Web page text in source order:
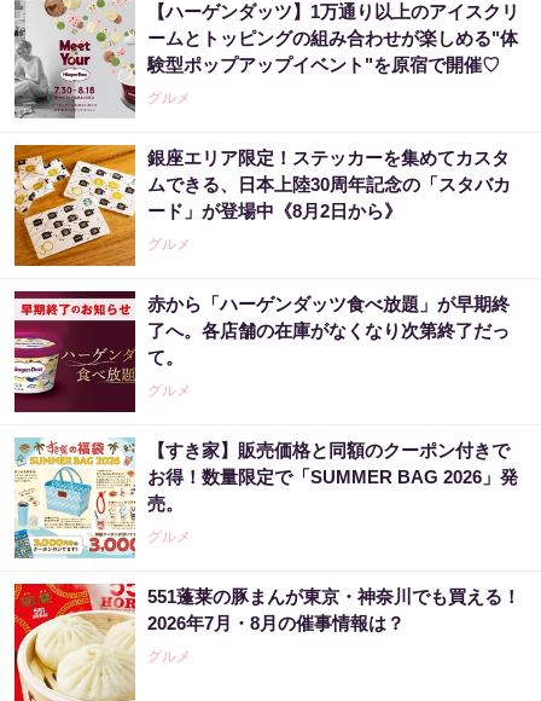
【ハーゲンダッツ】1万通り以上のアイスクリ
ームとトッピングの組み合わせが楽しめる"体
験型ポップアップイベント"を原宿で開催♡
グルメ
銀座エリア限定！ステッカーを集めてカスタ
ムできる、日本上陸30周年記念の「スタバカ
ード」が登場中《8月2日から》
グルメ
赤から「ハーゲンダッツ食べ放題」が早期終
了へ。各店舗の在庫がなくなり次第終了だっ
て。
グルメ
【すき家】販売価格と同額のクーポン付きで
お得！数量限定で「SUMMER BAG 2026」発
売。
グルメ
551蓬莱の豚まんが東京・神奈川でも買える！
2026年7月・8月の催事情報は？
グルメ